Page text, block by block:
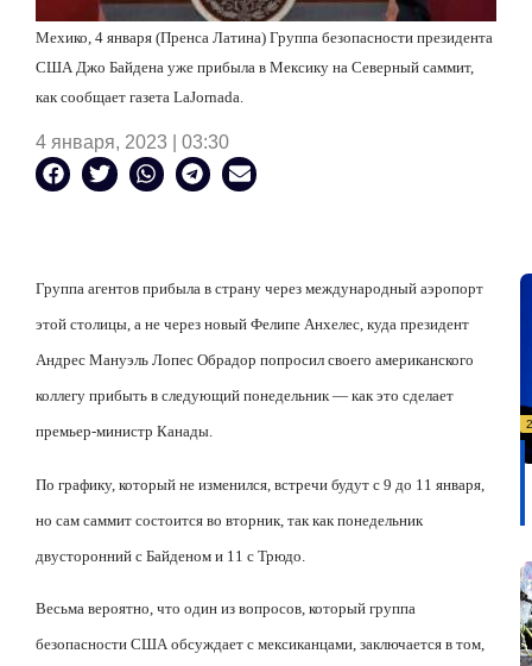
Мехико, 4 января (Пренса Латина) Группа безопасности президента
США Джо Байдена уже прибыла в Мексику на Северный саммит,
как сообщает газета LaJornada.
4 января, 2023 | 03:30
Группа агентов прибыла в страну через международный аэропорт
этой столицы, а не через новый Фелипе Анхелес, куда президент
Андрес Мануэль Лопес Обрадор попросил своего американского
коллегу прибыть в следующий понедельник — как это сделает
премьер-министр Канады.
По графику, который не изменился, встречи будут с 9 до 11 января,
но сам саммит состоится во вторник, так как понедельник
двусторонний с Байденом и 11 с Трюдо.
Весьма вероятно, что один из вопросов, который группа
безопасности США обсуждает с мексиканцами, заключается в том,